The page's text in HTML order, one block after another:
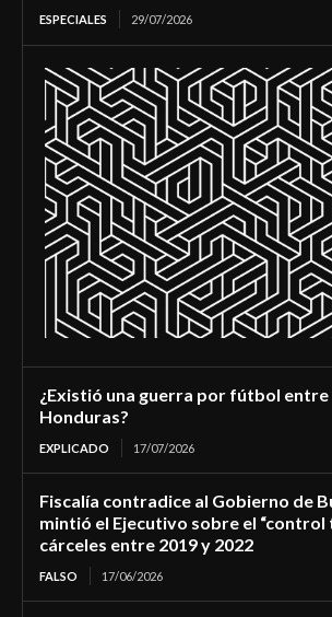
ESPECIALES 29/07/2026
¿Existió una guerra por fútbol entre
Honduras?
EXPLICADO 17/07/2026
Fiscalía contradice al Gobierno de
mintió el Ejecutivo sobre el “control
cárceles entre 2019 y 2022
FALSO 17/06/2026